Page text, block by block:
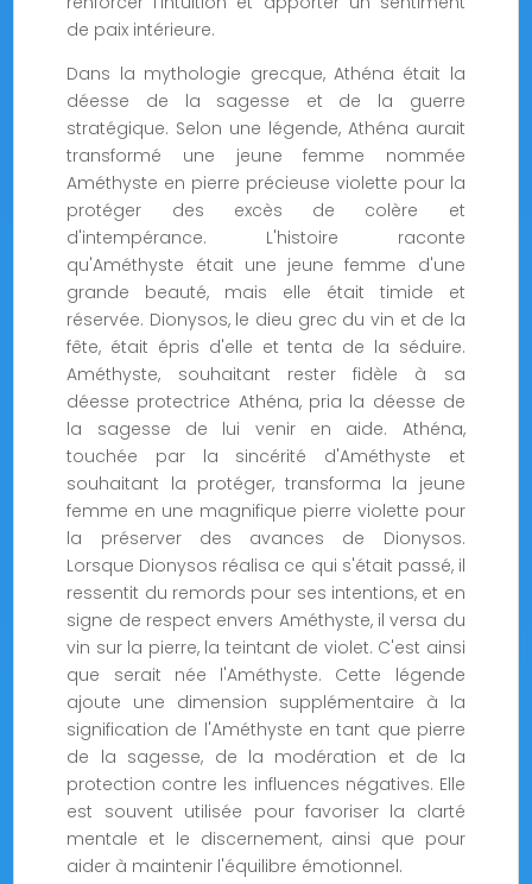
de paix intérieure.
Dans la mythologie grecque, Athéna était la
déesse de la sagesse et de la guerre
stratégique. Selon une légende, Athéna aurait
transformé une jeune femme nommée
Améthyste en pierre précieuse violette pour la
protéger des excès de colère et
d'intempérance. L'histoire raconte
qu'Améthyste était une jeune femme d'une
grande beauté, mais elle était timide et
réservée. Dionysos, le dieu grec du vin et de la
fête, était épris d'elle et tenta de la séduire.
Améthyste, souhaitant rester fidèle à sa
déesse protectrice Athéna, pria la déesse de
la sagesse de lui venir en aide. Athéna,
touchée par la sincérité d'Améthyste et
souhaitant la protéger, transforma la jeune
femme en une magnifique pierre violette pour
la préserver des avances de Dionysos.
Lorsque Dionysos réalisa ce qui s'était passé, il
ressentit du remords pour ses intentions, et en
signe de respect envers Améthyste, il versa du
vin sur la pierre, la teintant de violet. C'est ainsi
que serait née l'Améthyste. Cette légende
ajoute une dimension supplémentaire à la
signification de l'Améthyste en tant que pierre
de la sagesse, de la modération et de la
protection contre les influences négatives. Elle
est souvent utilisée pour favoriser la clarté
mentale et le discernement, ainsi que pour
aider à maintenir l'équilibre émotionnel.